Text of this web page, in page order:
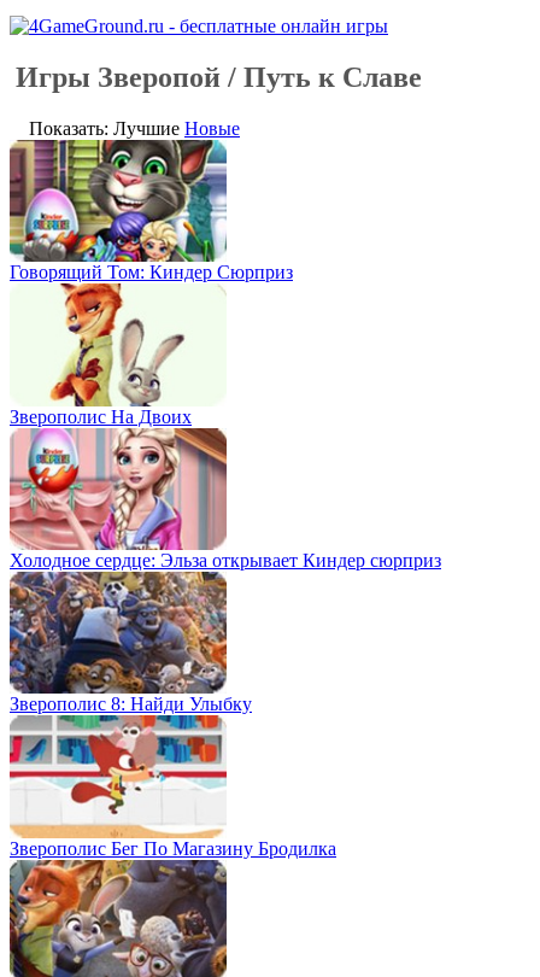
Игры Зверопой / Путь к Славе
Показать: Лучшие Новые
Говорящий Том: Киндер Сюрприз
Зверополис На Двоих
Холодное сердце: Эльза открывает Киндер сюрприз
Зверополис 8: Найди Улыбку
Зверополис Бег По Магазину Бродилка